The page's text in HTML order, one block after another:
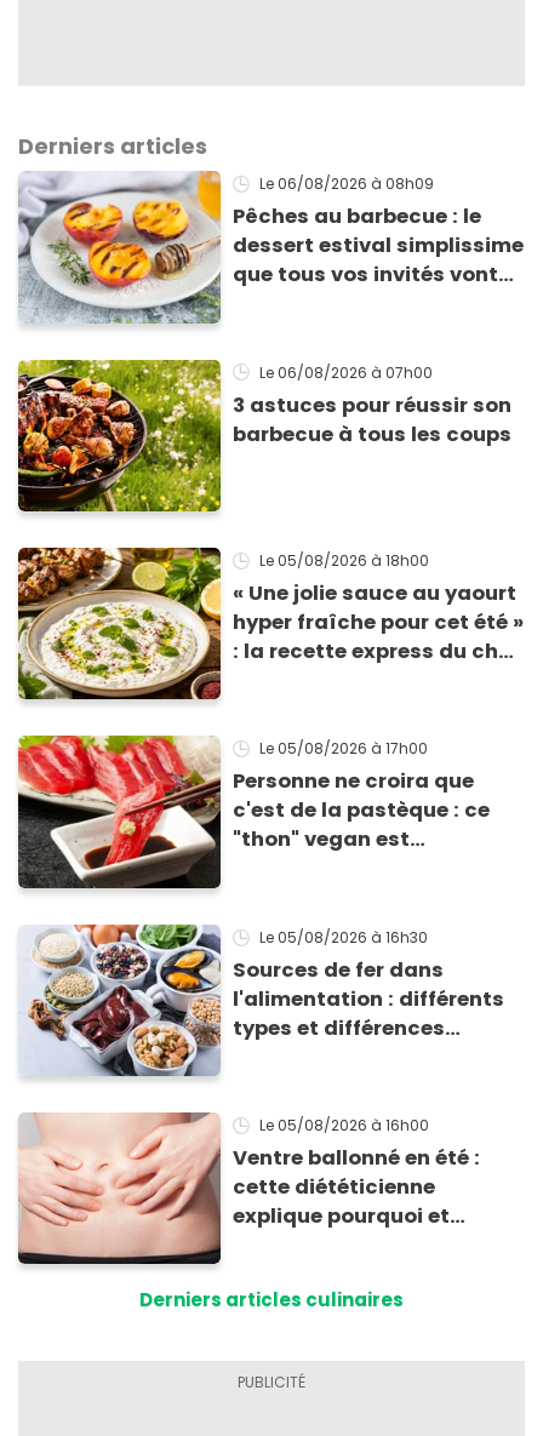
Derniers articles
Le 06/08/2026 à 08h09
Pêches au barbecue : le
dessert estival simplissime
que tous vos invités vont
Le 06/08/2026 à 07h00
3 astuces pour réussir son
barbecue à tous les coups
Le 05/08/2026 à 18h00
« Une jolie sauce au yaourt
hyper fraîche pour cet été »
: la recette express du chef
grillades
Le 05/08/2026 à 17h00
Personne ne croira que
c'est de la pastèque : ce
"thon" vegan est
Le 05/08/2026 à 16h30
Sources de fer dans
l'alimentation : différents
types et différences
Le 05/08/2026 à 16h00
Ventre ballonné en été :
cette diététicienne
explique pourquoi et
Derniers articles culinaires